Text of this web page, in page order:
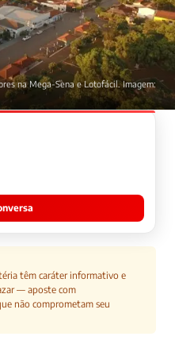
na Mega-Sena e Lotofácil. Imagem:
têm caráter informativo e
— aposte com
não comprometam seu